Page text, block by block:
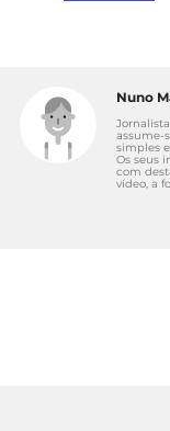
Nuno
assume-
simples
Os seus
com
vídeo, a